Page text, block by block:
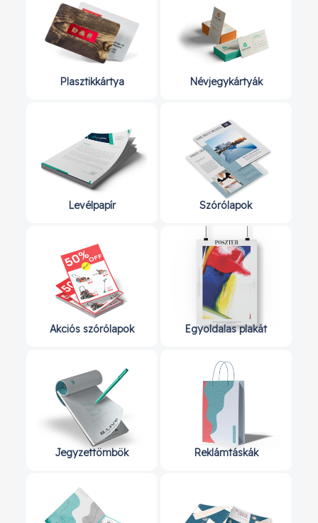
Plasztikkártya Névjegykártyák
Levélpapír Szórólapok
Akciós szórólapok Egyoldalas plakát
Jegyzettömbök Reklámtáskák